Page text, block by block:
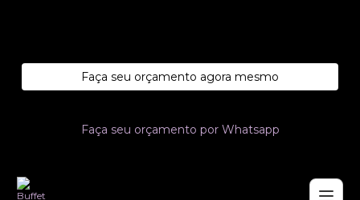
Faça seu orçamento agora mesmo
Faça seu orçamento por Whatsapp